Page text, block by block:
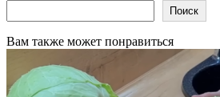
Поиск
Вам также может понравиться